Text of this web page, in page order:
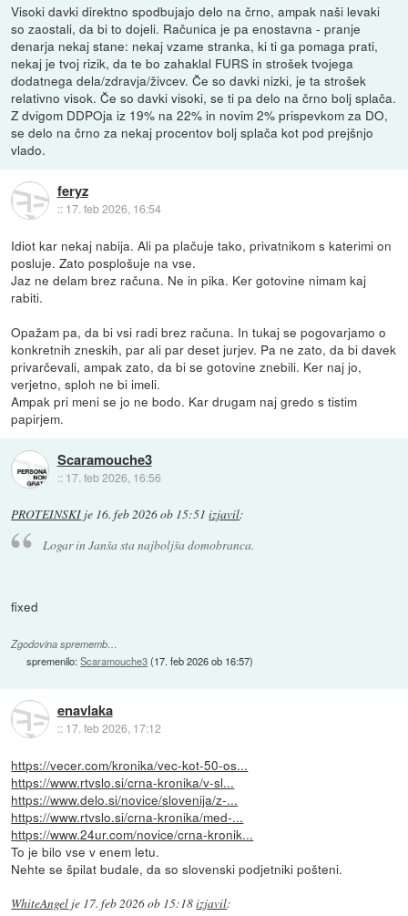
Visoki davki direktno spodbujajo delo na črno, ampak naši levaki
so zaostali, da bi to dojeli. Računica je pa enostavna - pranje
denarja nekaj stane: nekaj vzame stranka, ki ti ga pomaga prati,
nekaj je tvoj rizik, da te bo zahaklal FURS in strošek tvojega
dodatnega dela/zdravja/živcev. Če so davki nizki, je ta strošek
relativno visok. Če so davki visoki, se ti pa delo na črno bolj splača.
Z dvigom DDPOja iz 19% na 22% in novim 2% prispevkom za DO,
se delo na črno za nekaj procentov bolj splača kot pod prejšnjo
vlado.
feryz
:: 17. feb 2026, 16:54
Idiot kar nekaj nabija. Ali pa plačuje tako, privatnikom s katerimi on
posluje. Zato posplošuje na vse.
Jaz ne delam brez računa. Ne in pika. Ker gotovine nimam kaj
rabiti.
Opažam pa, da bi vsi radi brez računa. In tukaj se pogovarjamo o
konkretnih zneskih, par ali par deset jurjev. Pa ne zato, da bi davek
privarčevali, ampak zato, da bi se gotovine znebili. Ker naj jo,
verjetno, sploh ne bi imeli.
Ampak pri meni se jo ne bodo. Kar drugam naj gredo s tistim
papirjem.
Scaramouche3
:: 17. feb 2026, 16:56
PROTEINSKI je 16. feb 2026 ob 15:51 izjavil:
Logar in Janša sta najboljša domobranca.
fixed
Zgodovina sprememb…
spremenilo:Scaramouche3(17. feb 2026 ob 16:57)
enavlaka
:: 17. feb 2026, 17:12
https://vecer.com/kronika/vec-kot-50-os...
https://www.rtvslo.si/crna-kronika/v-sl...
https://www.delo.si/novice/slovenija/z-...
https://www.rtvslo.si/crna-kronika/med-...
https://www.24ur.com/novice/crna-kronik...
To je bilo vse v enem letu.
Nehte se špilat budale, da so slovenski podjetniki pošteni.
WhiteAngel je 17. feb 2026 ob 15:18izjavil: